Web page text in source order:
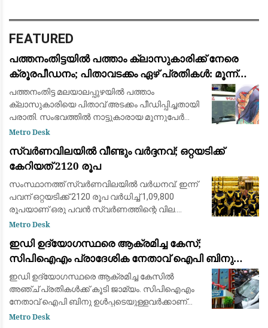
FEATURED
പത്തനംതിട്ടയിൽ പത്താം ക്ലാസുകാരിക്ക് നേരെ
ക്രൂരപീഡനം; പിതാവടക്കം ഏഴ് പ്രതികൾ: മൂന്ന്
പേർ അറസ്റ്റിൽ
പത്തനംതിട്ട മലയാലപ്പുഴയിൽ പത്താം
ക്ലാസുകാരിയെ പിതാവ് അടക്കം പീഡിപ്പിച്ചതായി
പരാതി. സംഭവത്തില്‍ നാട്ടുകാരായ മൂന്നുപേർ
അറസ്റ്റില്‍. പെൺകുട്ടി താമസിച്ച കെട്ടിടത്തിന്റെ
Metro Desk
സ്വര്‍ണവിലയിൽ വീണ്ടും വർദ്ദനവ്; ഒറ്റയടിക്ക്
കേറിയത് 2120 രൂപ
സംസ്ഥാനത്ത് സ്വര്‍ണവിലയിൽ വർധനവ്. ഇന്ന്
പവന് ഒറ്റയടിക്ക് 2120 രൂപ വർധിച്ച് 1,09,800
രൂപയാണ് ഒരു പവന്‍ സ്വര്‍ണത്തിന്റെ വില.
ഗ്രാമിന് ആനുപാതികമായി 265 രൂപയാണ്
Metro Desk
ഇഡി ഉദ്യോഗസ്ഥരെ ആക്രമിച്ച കേസ്;
സിപിഐഎം പ്രാദേശിക നേതാവ് ഐപി ബിനു
ഉള്‍പ്പടെ അഞ്ച് പ്രതികള്‍ക്ക് ജാമ്യം
ഇഡി ഉദ്യോഗസ്ഥരെ ആക്രമിച്ച കേസില്‍
അഞ്ച് പ്രതികള്‍ക്ക് കൂടി ജാമ്യം. സിപിഐഎം
നേതാവ് ഐപി ബിനു ഉള്‍പ്പടെയുള്ളവര്‍ക്കാണ്
ഹൈക്കോടതി ജാമ്യം അനുവദിച്ചത്. ഇതോടെ
Metro Desk